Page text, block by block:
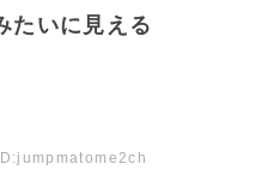
たいに見える